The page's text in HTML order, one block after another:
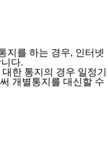
지를 하는 경우, 인터넷
다.
한 통지의 경우 일정기
개별통지를 대신할 수